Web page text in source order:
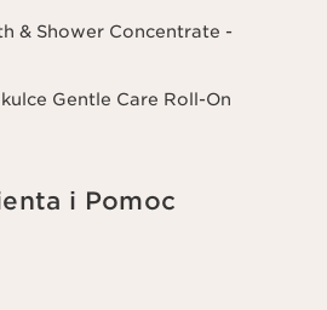
& Shower Concentrate -
Gentle Care Roll-On
i Pomoc